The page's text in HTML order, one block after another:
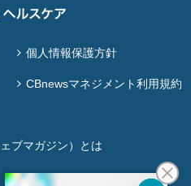
個人情報保護方針
CBnewsマネジメント利用規約
ブマガジン）とは